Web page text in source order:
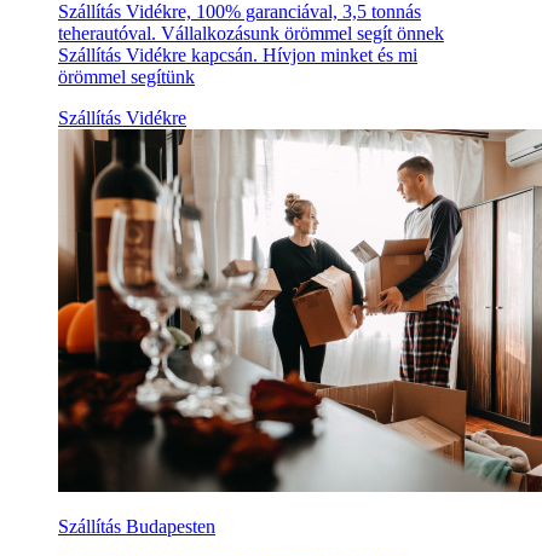
Szállítás Vidékre, 100% garanciával, 3,5 tonnás
teherautóval. Vállalkozásunk örömmel segít önnek
Szállítás Vidékre kapcsán. Hívjon minket és mi
örömmel segítünk
Szállítás Vidékre
Szállítás Budapesten